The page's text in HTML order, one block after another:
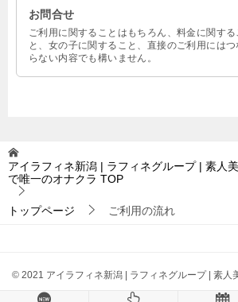
お問合せ
ご利用に関することはもちろん、料金に関する
と、女の子に関すること、直接のご利用にはつ
らない内容でも構いません。
アイラフィネ新潟 | ラフィネグループ | 素人
で唯一のオナクラ TOP
トップページ ご利用の流れ
© 2021 アイラフィネ新潟 | ラフィネグループ | 素人
唯一のオナクラ